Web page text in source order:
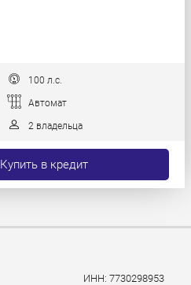
100 л.с.
Автомат
2 владельца
Купить в кредит
ИНН: 7730298953